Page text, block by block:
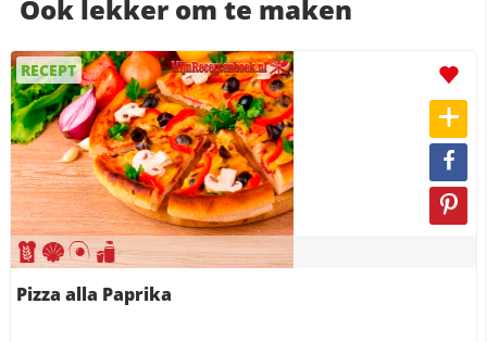
Ook lekker om te maken
RECEPT
Pizza alla Paprika